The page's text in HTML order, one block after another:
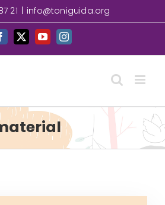
21 info@toniguida.org
X YouTubeInstagram